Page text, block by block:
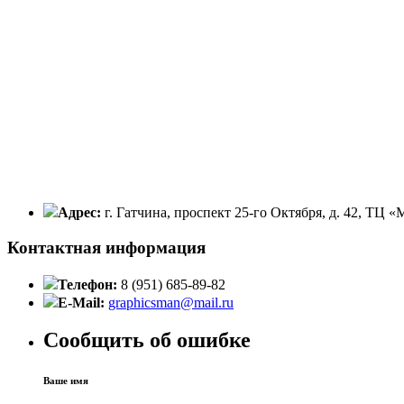
Адрес: г. Гатчина, проспект 25-го Октября, д. 42, ТЦ
Контактная информация
Телефон: 8 (951) 685-89-82
E-Mail: graphicsman@mail.ru
Сообщить об ошибке
Ваше имя